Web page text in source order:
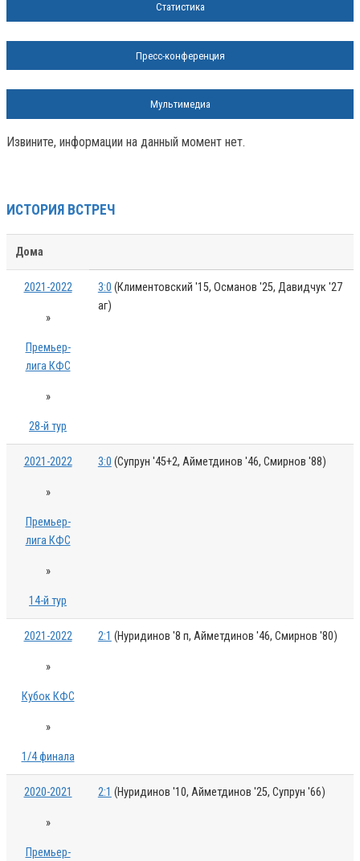
Статистика
Пресс-конференция
Мультимедиа
Извините, информации на данный момент нет.
ИСТОРИЯ ВСТРЕЧ
Дома
2021-2022
»
Премьер-
лига КФС
»
28-й тур
3:0 (Климентовский '15, Османов '25, Давидчук '27
аг)
2021-2022
»
Премьер-
лига КФС
»
14-й тур
3:0 (Супрун '45+2, Айметдинов '46, Смирнов '88)
2021-2022
»
Кубок КФС
»
1/4 финала
2:1 (Нуридинов '8 п, Айметдинов '46, Смирнов '80)
2020-2021
»
Премьер-
2:1 (Нуридинов '10, Айметдинов '25, Супрун '66)